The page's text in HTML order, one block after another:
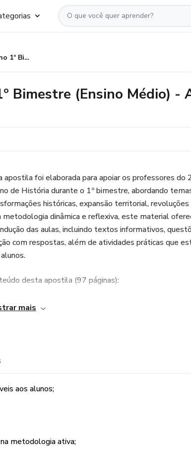
História 2º Ano 1º Bimestre (Ensino Médio) - Apostila com Planos de Aula
Bimestre (Ensino Médio) -
apostila foi elaborada para apoiar os professores do
de História durante o 1º bimestre, abordando
históricas, expansão territorial,
metodologia dinâmica e reflexiva, este material
das aulas, incluindo textos informativos,
com respostas, além de atividades práticas que
desta apostila (97 páginas):
- Transformações Históricas: Expansão,
Mineradora e seus Impactos
mais
aos alunos;
metodologia ativa;